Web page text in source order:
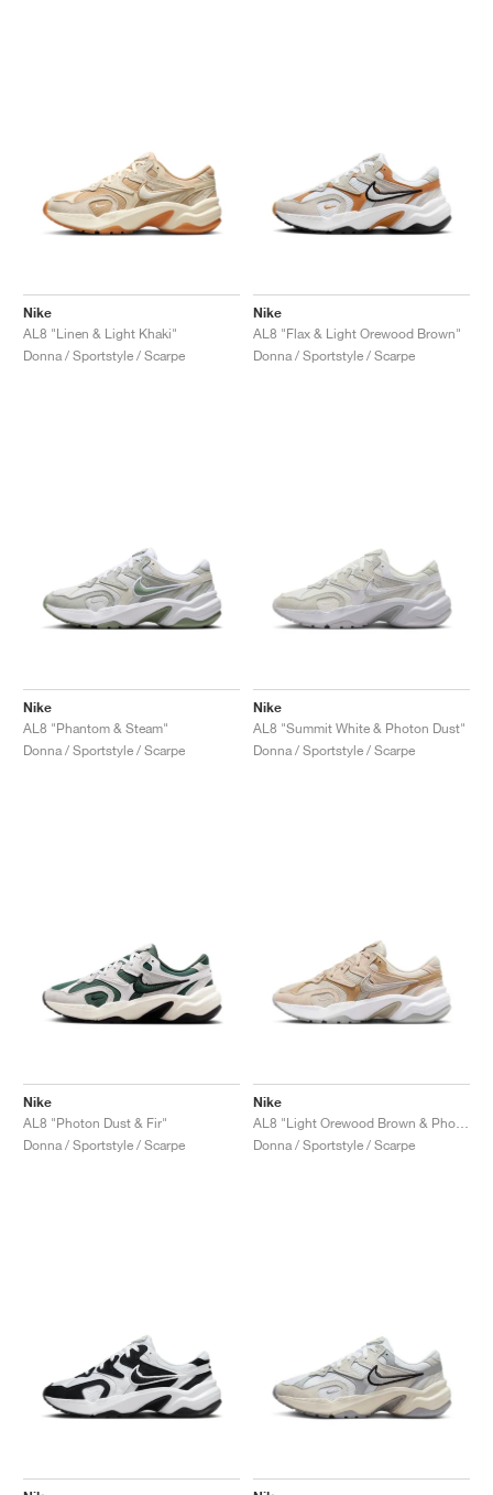
Nike
AL8 "Linen & Light Khaki"
Donna / Sportstyle / Scarpe
Nike
AL8 "Flax & Light Orewood Brown"
Donna / Sportstyle / Scarpe
Nike
AL8 "Phantom & Steam"
Donna / Sportstyle / Scarpe
Nike
AL8 "Summit White & Photon Dust"
Donna / Sportstyle / Scarpe
Nike
AL8 "Photon Dust & Fir"
Donna / Sportstyle / Scarpe
Nike
Donna / Sportstyle / Scarpe